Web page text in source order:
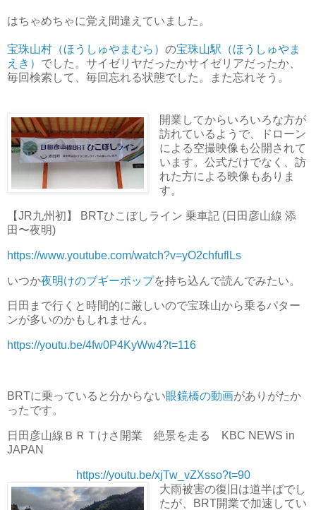
はちゃめちゃに覚え間違えていました。
宝珠山村（ほうしゅやまむら） の宝珠山駅（ほうしゅやま
えき） でした。サイゼリヤだったかサイゼリアだったか、
毎回検索して、毎回忘れる状態でした。また忘れそう。
開業してからいろいろな方が
訪れているようで、ドローン
による空撮映像も公開されて
います。公式だけでなく、訪
れた方による映像もありま
す。
【JR九州初】 BRTひこぼしライン 乗車記 (日田彦山線 添
田〜夜明)
https://www.youtube.com/watch?v=yO2chfuflLs
いつか夜明けのブギーポップを持ち込んで読んでみたい。
日田まで行くと時間的に厳しいので宝珠山から乗るパター
ンが多いのかもしれません。
https://youtu.be/4fw0P4KyWw4?t=116
BRTに乗っていると分からない眼鏡橋の動画がありがたか
ったです。
日田彦山線ＢＲＴけさ開業 絶景を走る KBC NEWS in
JAPAN
https://youtu.be/xjTw_vZXsso?t=90
大雨被害の復旧は道半ばでし
たが、BRT開業で加速してい